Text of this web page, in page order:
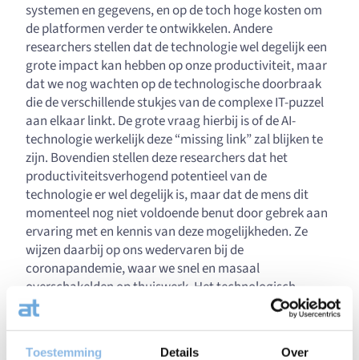
Toestemming Details Over
systemen en gegevens, en op de toch hoge kosten om
de platformen verder te ontwikkelen. Andere
researchers stellen dat de technologie wel degelijk een
grote impact kan hebben op onze productiviteit, maar
dat we nog wachten op de technologische doorbraak
die de verschillende stukjes van de complexe IT-puzzel
aan elkaar linkt. De grote vraag hierbij is of de AI-
technologie werkelijk deze “missing link” zal blijken te
zijn. Bovendien stellen deze researchers dat het
productiviteitsverhogend potentieel van de
technologie er wel degelijk is, maar dat de mens dit
momenteel nog niet voldoende benut door gebrek aan
ervaring met en kennis van deze mogelijkheden. Ze
wijzen daarbij op ons wedervaren bij de
coronapandemie, waar we snel en masaal
overschakelden op thuiswerk. Het technologisch
potentieel voor deze overstap was m.a.w. reeds
aanwezig, maar er werd eenvoudigweg geen gebruik
van gemaakt….